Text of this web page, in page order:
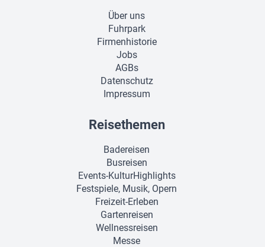
Über uns
Fuhrpark
Firmenhistorie
Jobs
AGBs
Datenschutz
Impressum
Reisethemen
Badereisen
Busreisen
Events-KulturHighlights
Festspiele, Musik, Opern
Freizeit-Erleben
Gartenreisen
Wellnessreisen
Messe